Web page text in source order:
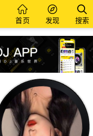
首页 发现 搜索